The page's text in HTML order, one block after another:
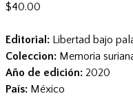
$40.00
Editorial: Libertad bajo
Coleccion: Memoria
Año de edición: 2020
País: México